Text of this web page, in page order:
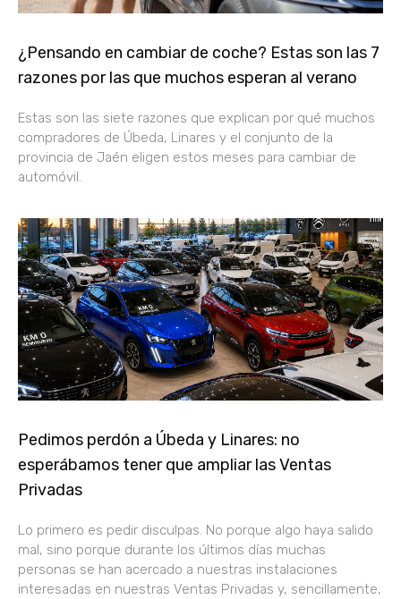
¿Pensando en cambiar de coche? Estas son las 7
razones por las que muchos esperan al verano
Estas son las siete razones que explican por qué muchos
compradores de Úbeda, Linares y el conjunto de la
provincia de Jaén eligen estos meses para cambiar de
automóvil.
Pedimos perdón a Úbeda y Linares: no
esperábamos tener que ampliar las Ventas
Privadas
Lo primero es pedir disculpas. No porque algo haya salido
mal, sino porque durante los últimos días muchas
personas se han acercado a nuestras instalaciones
interesadas en nuestras Ventas Privadas y, sencillamente,